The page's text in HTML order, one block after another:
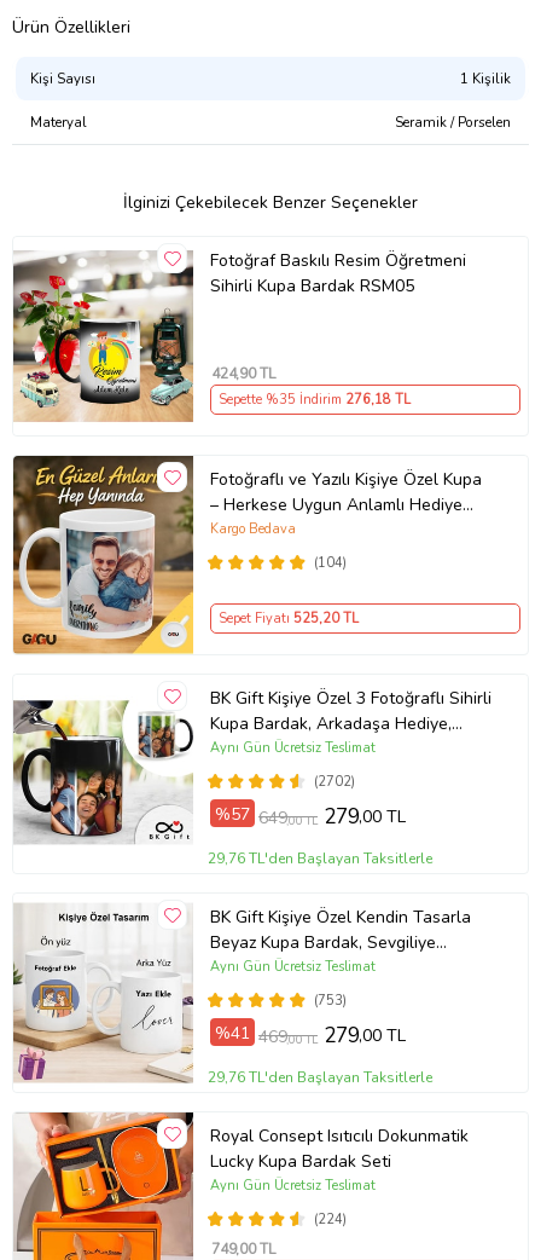
Ürün Özellikleri
Kişi Sayısı 1 Kişilik
Materyal Seramik / Porselen
İlginizi Çekebilecek Benzer Seçenekler
Fotoğraf Baskılı Resim Öğretmeni
Sihirli Kupa Bardak RSM05
424,90 TL
Sepette %35 İndirim 276,18 TL
Fotoğraflı ve Yazılı Kişiye Özel Kupa
– Herkese Uygun Anlamlı Hediye
Porselen Baskılı Kupa (Beyaz)
(104)
Kargo Bedava
Sepet Fiyatı 525,20 TL
BK Gift Kişiye Özel 3 Fotoğraflı Sihirli
Kupa Bardak, Arkadaşa Hediye,
Sevgiliye Hediye
(2702)
Aynı Gün Ücretsiz Teslimat
%57 649,00 TL 279,00 TL
29,76 TL'den Başlayan Taksitlerle
BK Gift Kişiye Özel Kendin Tasarla
Beyaz Kupa Bardak, Sevgiliye
Hediye, Arkadaşa Hediye, Doğum
Günü Hediyesi(753)
Aynı Gün Ücretsiz Teslimat
%41 469,00 TL 279,00 TL
29,76 TL'den Başlayan Taksitlerle
Royal Consept Isıtıcılı Dokunmatik
Lucky Kupa Bardak Seti
(224)
Aynı Gün Ücretsiz Teslimat
749,00 TL